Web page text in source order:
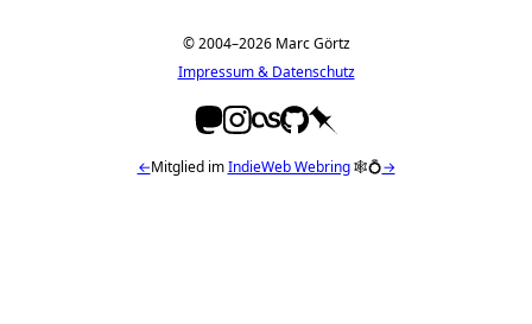
© 2004–2026 Marc Görtz
Impressum & Datenschutz
←Mitglied imIndieWeb Webring🕸💍→